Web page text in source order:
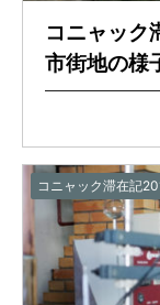
コニャック
市街地の様
コニャック滞在記